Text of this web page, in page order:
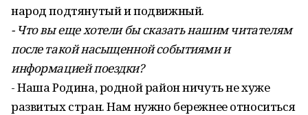
народ подтянутый и подвижный.
- Что вы еще хотели бы сказать нашим читателям
после такой насыщенной событиями и
информацией поездки?
- Наша Родина, родной район ничуть не хуже
развитых стран. Нам нужно бережнее относиться